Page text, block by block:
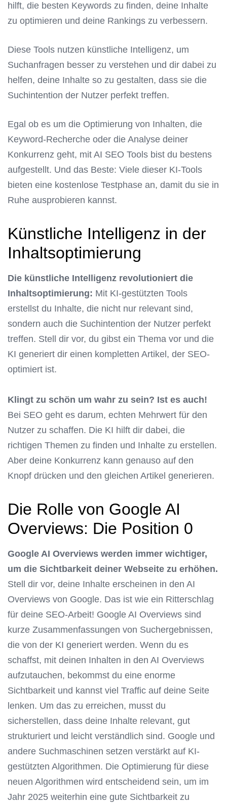
hilft, die besten Keywords zu finden, deine Inhalte
zu optimieren und deine Rankings zu verbessern.
Diese Tools nutzen künstliche Intelligenz, um
Suchanfragen besser zu verstehen und dir dabei zu
helfen, deine Inhalte so zu gestalten, dass sie die
Suchintention der Nutzer perfekt treffen.
Egal ob es um die Optimierung von Inhalten, die
Keyword-Recherche oder die Analyse deiner
Konkurrenz geht, mit AI SEO Tools bist du bestens
aufgestellt. Und das Beste: Viele dieser KI-Tools
bieten eine kostenlose Testphase an, damit du sie in
Ruhe ausprobieren kannst.
Künstliche Intelligenz in der
Inhaltsoptimierung
Die künstliche Intelligenz revolutioniert die
Inhaltsoptimierung: Mit KI-gestützten Tools
erstellst du Inhalte, die nicht nur relevant sind,
sondern auch die Suchintention der Nutzer perfekt
treffen. Stell dir vor, du gibst ein Thema vor und die
KI generiert dir einen kompletten Artikel, der SEO-
optimiert ist.
Klingt zu schön um wahr zu sein? Ist es auch!
Bei SEO geht es darum, echten Mehrwert für den
Nutzer zu schaffen. Die KI hilft dir dabei, die
richtigen Themen zu finden und Inhalte zu erstellen.
Aber deine Konkurrenz kann genauso auf den
Knopf drücken und den gleichen Artikel generieren.
Die Rolle von Google AI
Overviews: Die Position 0
Google AI Overviews werden immer wichtiger,
um die Sichtbarkeit deiner Webseite zu erhöhen.
Stell dir vor, deine Inhalte erscheinen in den AI
Overviews von Google. Das ist wie ein Ritterschlag
für deine SEO-Arbeit! Google AI Overviews sind
kurze Zusammenfassungen von Suchergebnissen,
die von der KI generiert werden. Wenn du es
schaffst, mit deinen Inhalten in den AI Overviews
aufzutauchen, bekommst du eine enorme
Sichtbarkeit und kannst viel Traffic auf deine Seite
lenken. Um das zu erreichen, musst du
sicherstellen, dass deine Inhalte relevant, gut
strukturiert und leicht verständlich sind. Google und
andere Suchmaschinen setzen verstärkt auf KI-
gestützten Algorithmen. Die Optimierung für diese
neuen Algorithmen wird entscheidend sein, um im
Jahr 2025 weiterhin eine gute Sichtbarkeit zu